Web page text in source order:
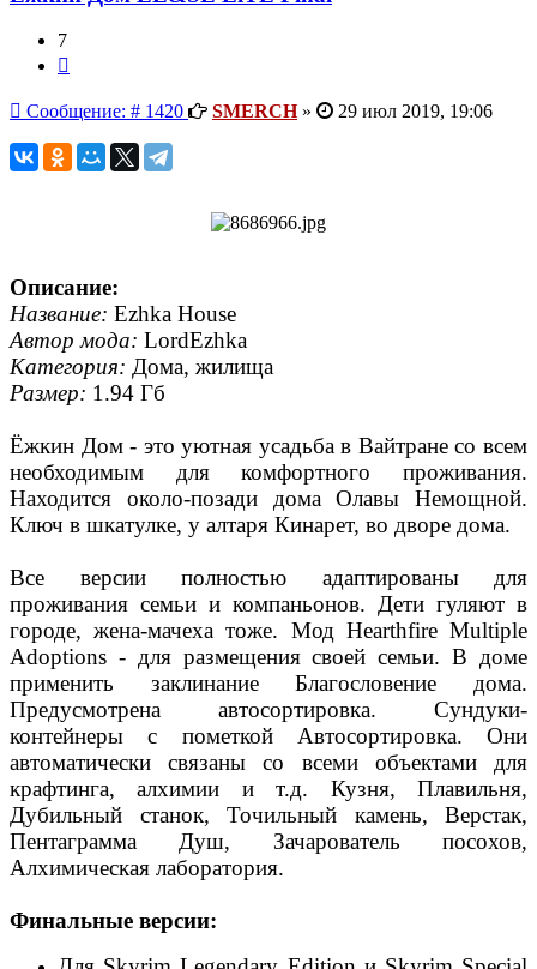
7
Сообщение: # 1420Сообщение
SMERCH» 29 июл 2019, 19:06
Описание:
Название: Ezhka House
Автор мода: LordEzhka
Категория: Дома, жилища
Размер: 1.94 Гб
Ёжкин Дом - это уютная усадьба в Вайтране со всем
необходимым для комфортного проживания.
Находится около-позади дома Олавы Немощной.
Ключ в шкатулке, у алтаря Кинарет, во дворе дома.
Все версии полностью адаптированы для
проживания семьи и компаньонов. Дети гуляют в
городе, жена-мачеха тоже. Мод Hearthfire Multiple
Adoptions - для размещения своей семьи. В доме
применить заклинание Благословение дома.
Предусмотрена автосортировка. Сундуки-
контейнеры с пометкой Автосортировка. Они
автоматически связаны со всеми объектами для
крафтинга, алхимии и т.д. Кузня, Плавильня,
Дубильный станок, Точильный камень, Верстак,
Пентаграмма Душ, Зачарователь посохов,
Алхимическая лаборатория.
Финальные версии: